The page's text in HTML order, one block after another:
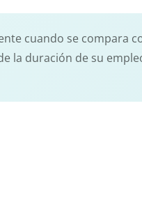
cuando se compara
la duración de su